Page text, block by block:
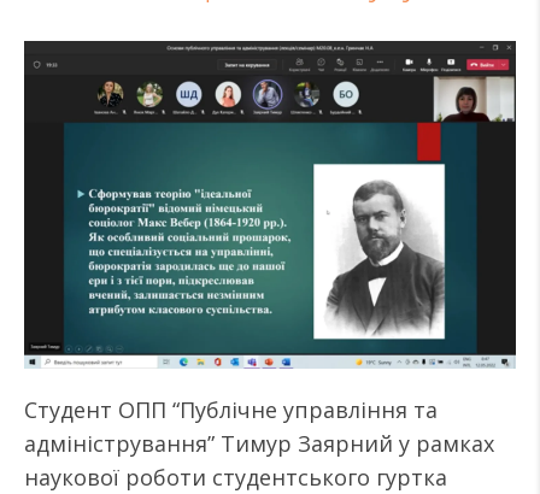
Студент ОПП “Публічне управління та
адміністрування” Тимур Заярний у рамках
наукової роботи студентського гуртка